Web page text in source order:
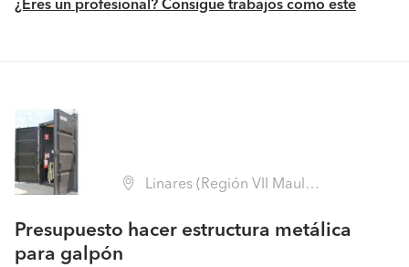
¿Eres un profesional? Consigue trabajos como este
Linares (Región VII Maule - Linares)
Presupuesto hacer estructura metálica
para galpón